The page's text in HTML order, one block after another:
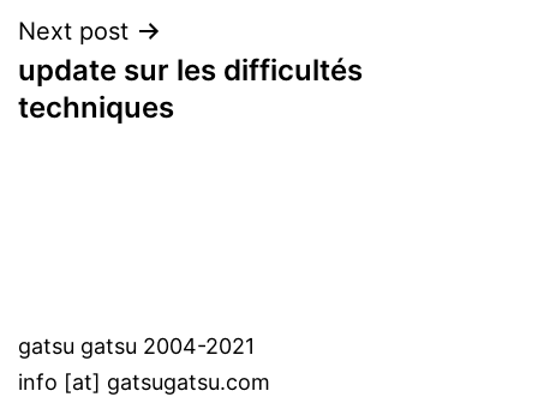
Next post
update sur les difficultés
techniques
gatsu gatsu 2004-2021
info [at] gatsugatsu.com